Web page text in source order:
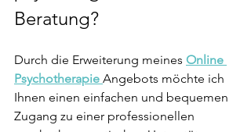
Beratung?
Durch die Erweiterung meines Online
Psychotherapie Angebots möchte ich
Ihnen einen einfachen und bequemen
Zugang zu einer professionellen